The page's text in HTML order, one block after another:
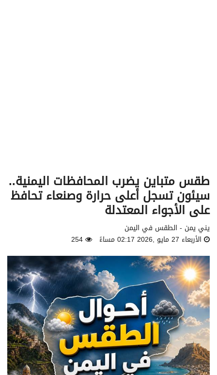
طقس متباين يضرب المحافظات اليمنية..
سيئون تسجل أعلى حرارة وصنعاء تحافظ
على الأجواء المعتدلة
يني يمن - الطقس في اليمن
الأربعاء 27 مايو ,2026 02:17 مساءً
254